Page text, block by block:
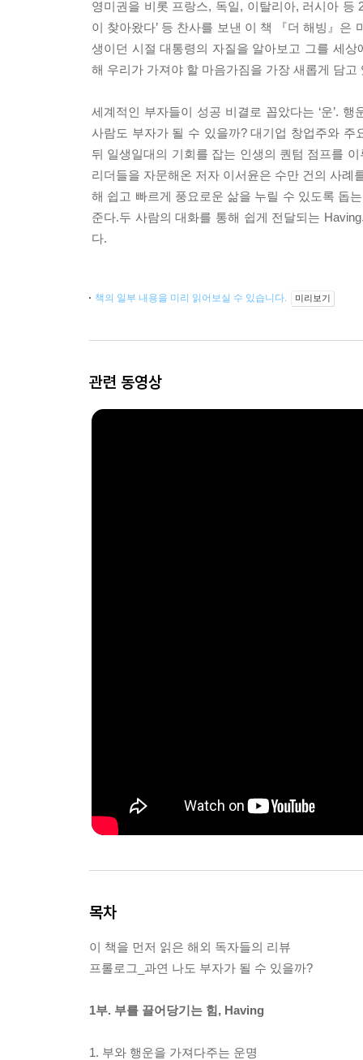
영미권을 비롯 프랑스, 독일, 이탈리아, 러시아 등
이 찾아왔다’ 등 찬사를 보낸 이 책 『더 해빙』
생이던 시절 대통령의 자질을 알아보고 그를 세
해 우리가 가져야 할 마음가짐을 가장 새롭게 담고
세계적인 부자들이 성공 비결로 꼽았다는 ‘운’.
사람도 부자가 될 수 있을까? 대기업 창업주와
뒤 일생일대의 기회를 잡는 인생의 퀀텀 점프를
리더들을 자문해온 저자 이서윤은 수만 건의 사례
해 쉽고 빠르게 풍요로운 삶을 누릴 수 있도록 돕
준다.ㅤ두 사람의 대화를 통해 쉽게 전달되는
다.
책의 일부 내용을 미리 읽어보실 수 있습니다. 미리보기
관련 동영상
목차
이 책을 먼저 읽은 해외 독자들의 리뷰
프롤로그_과연 나도 부자가 될 수 있을까?
1부. 부를 끌어당기는 힘, Having
1. 부와 행운을 가져다주는 운명